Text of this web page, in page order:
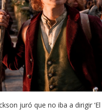
juró que no iba a dirigir